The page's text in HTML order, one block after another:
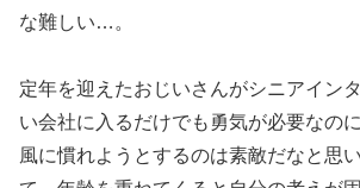
な難しい…。
定年を迎えたおじいさんがシニアイン
い会社に入るだけでも勇気が必要なの
風に慣れようとするのは素敵だなと思